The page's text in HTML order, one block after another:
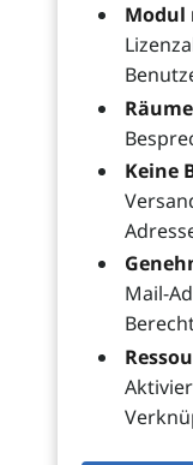
Modul
Keine
Mail-